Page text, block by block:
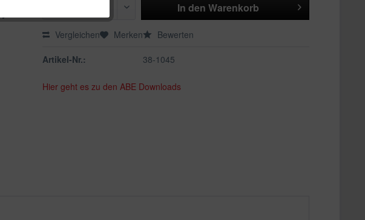
In den Warenkorb
Vergleichen Merken Bewerten
Artikel-Nr.: 38-1045
Hier geht es zu den ABE Downloads